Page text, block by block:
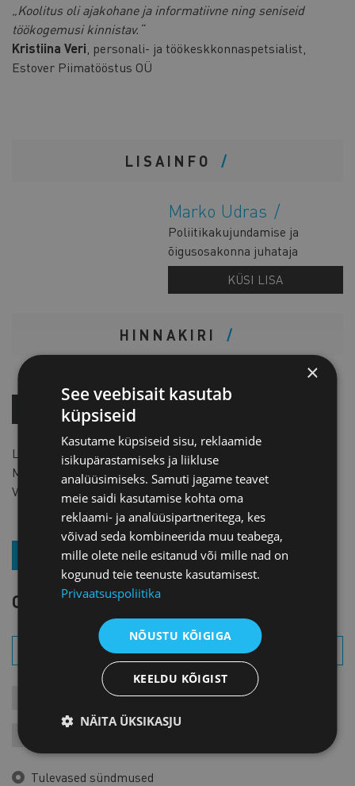
„Koolitus oli ajakohane ja informatiivne ning seniseid
töökogemusi kinnistav.“
Kristiina Veri , personali- ja töökeskkonnaspetsialist,
Estover Piimatööstus OÜ
LISAINFO
Marko Udras
Poliitikakujundamise ja
õigusosakonna juhataja
KÜSI LISA
HINNAKIRI
OSTA KOHE!
Liikmele 15 € +km
Mitteliikmele30 € +km
Vajalik on eelregistreerimine.
LIITU UUDISKIRJAGA
OTSI SÜNDMUST
KOOLITUSED LIIKMEÜRITUSED
Tulevased sündmused
×
See veebisait kasutab
küpsiseid
Kasutame küpsiseid sisu, reklaamide
isikupärastamiseks ja liikluse
analüüsimiseks. Samuti jagame teavet
meie saidi kasutamise kohta oma
reklaami- ja analüüsipartneritega, kes
võivad seda kombineerida muu teabega,
mille olete neile esitanud või mille nad on
kogunud teie teenuste kasutamisest.
Privaatsuspoliitika
NÕUSTU KÕIGIGA
KEELDU KÕIGIST
NÄITA ÜKSIKASJU